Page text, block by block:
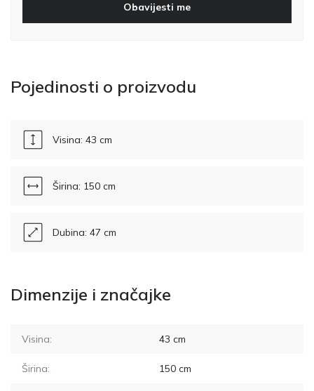
Obavijesti me
Pojedinosti o proizvodu
Visina: 43 cm
Širina: 150 cm
Dubina: 47 cm
Dimenzije i značajke
Visina: 43 cm
Širina: 150cm